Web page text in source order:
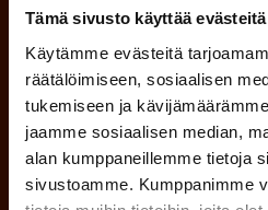
Tämä sivusto käyttää evästeitä
Käytämme evästeitä
räätälöimiseen, sosiaalisen
tukemiseen ja
jaamme sosiaalisen median,
alan kumppaneillemme tietoja
sivustoamme. Kumppanimme
)
i
n
e
n
)
o
l
l
i
n
e
LUOTTAMUSMIES
TYÖSUOJELUVALTUUTETTU
TÖISSÄ AMMATTILIITOSSA